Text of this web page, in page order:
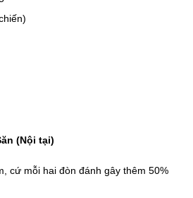
(Nội tại)
cứ mỗi hai đòn đánh gây thêm 50%